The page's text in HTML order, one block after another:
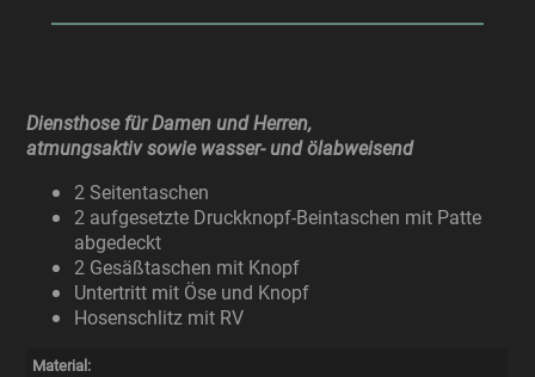
Diensthose für Damen und Herren,
atmungsaktiv sowie wasser- und ölabweisend
2 Seitentaschen
2 aufgesetzte Druckknopf-Beintaschen mit Patte
abgedeckt
2 Gesäßtaschen mit Knopf
Untertritt mit Öse und Knopf
Hosenschlitz mit RV
Material: